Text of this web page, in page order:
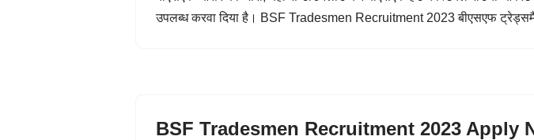
उपलब्ध करवा दिया है। BSF Tradesmen Recruitment 2023 बीएसएफ
BSF Tradesmen Recruitment 2023 Apply